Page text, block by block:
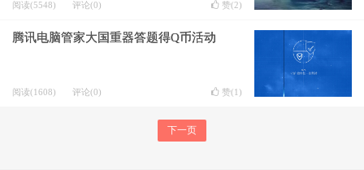
阅读(5548) 评论(0) 赞(2)
腾讯电脑管家大国重器答题得Q币活动
阅读(1608) 评论(0) 赞(1 )
下一页